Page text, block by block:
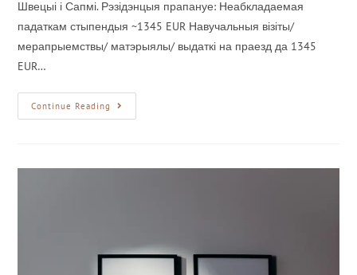
Швецыі і Сапмі. Рэзідэнцыя прапануе: Неабкладаемая
падаткам стыпендыя ~1345 EUR Навучальныя візіты/
мерапрыемствы/ матэрыялы/ выдаткі на праезд да 1345
EUR…
Continue Reading